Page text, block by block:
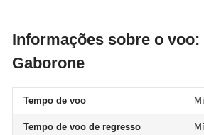
Informações sobre o voo:
Gaborone
Tempo de voo
Tempo de voo de regresso